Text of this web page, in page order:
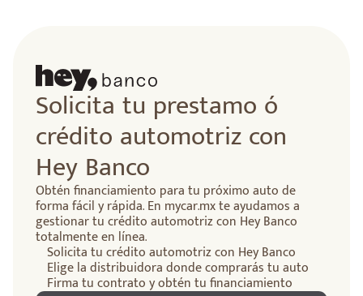
Solicita tu prestamo ó
crédito automotriz con
Hey Banco
Obtén financiamiento para tu próximo auto de
forma fácil y rápida. En mycar.mx te ayudamos a
gestionar tu crédito automotriz con Hey Banco
totalmente en línea.
Solicita tu crédito automotriz con Hey Banco
Elige la distribuidora donde comprarás tu auto
Firma tu contrato y obtén tu financiamiento